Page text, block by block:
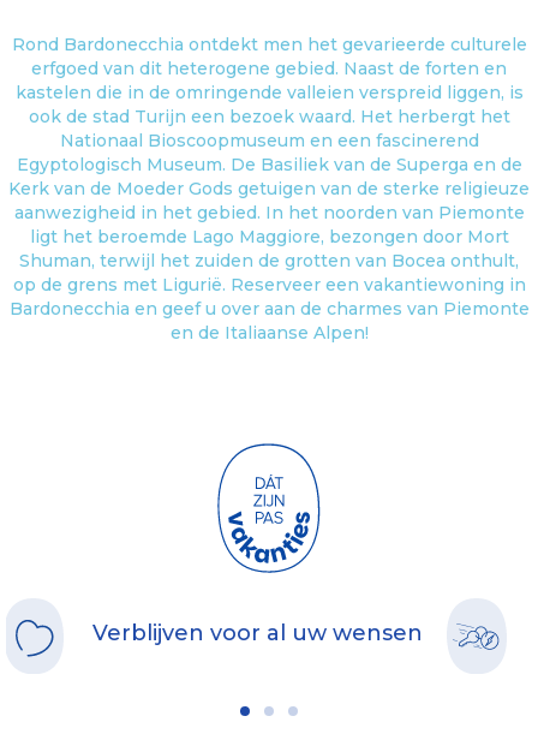
Rond Bardonecchia ontdekt men het gevarieerde culturele
erfgoed van dit heterogene gebied. Naast de forten en
kastelen die in de omringende valleien verspreid liggen, is
ook de stad Turijn een bezoek waard. Het herbergt het
Nationaal Bioscoopmuseum en een fascinerend
Egyptologisch Museum. De Basiliek van de Superga en de
Kerk van de Moeder Gods getuigen van de sterke religieuze
aanwezigheid in het gebied. In het noorden van Piemonte
ligt het beroemde Lago Maggiore, bezongen door Mort
Shuman, terwijl het zuiden de grotten van Bocea onthult,
op de grens met Ligurië. Reserveer een vakantiewoning in
Bardonecchia en geef u over aan de charmes van Piemonte
en de Italiaanse Alpen!
Verblijven voor al uw wensen